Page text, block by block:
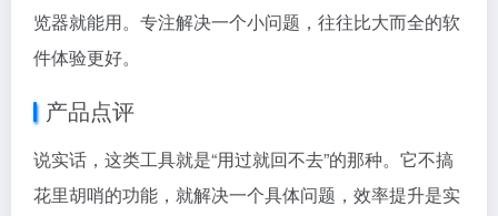
览器就能用。专注解决一个小问题，往往比大而全的软
件体验更好。
产品点评
说实话，这类工具就是“用过就回不去”的那种。它不搞
花里胡哨的功能，就解决一个具体问题，效率提升是实